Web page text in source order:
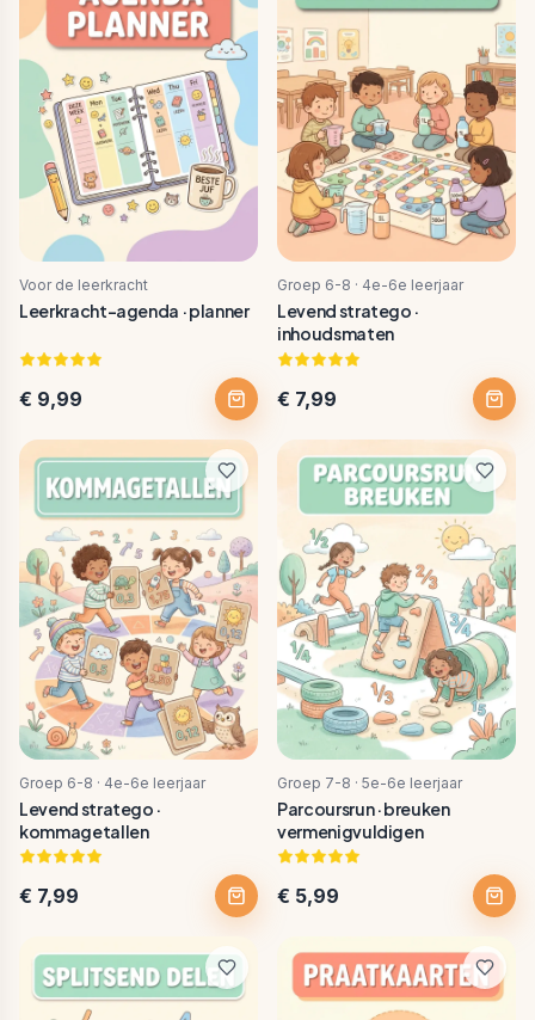
Voor de leerkracht
Leerkracht-agenda · planner
€ 9,99
Groep 6-8 · 4e-6e leerjaar
Levend stratego ·
inhoudsmaten
€ 7,99
Groep 6-8 · 4e-6e leerjaar
Levend stratego ·
kommagetallen
€ 7,99
Groep 7-8 · 5e-6e leerjaar
Parcoursrun · breuken
vermenigvuldigen
€ 5,99